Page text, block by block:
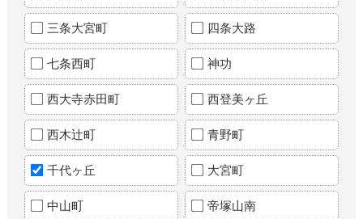
三条大宮町 四条大路
七条西町 神功
西大寺赤田町 西登美ヶ丘
西木辻町 青野町
千代ヶ丘 大宮町
中山町 帝塚山南